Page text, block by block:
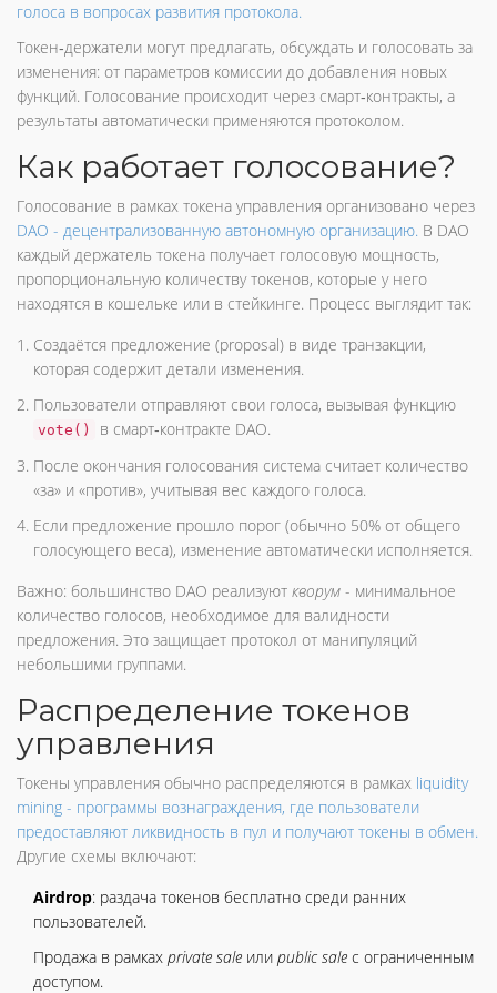
голоса в вопросах развития протокола.
Токен‑держатели могут предлагать, обсуждать и голосовать за
изменения: от параметров комиссии до добавления новых
функций. Голосование происходит через смарт‑контракты, а
результаты автоматически применяются протоколом.
Как работает голосование?
Голосование в рамках токена управления организовано через
DAO - децентрализованную автономную организацию. В DAO
каждый держатель токена получает голосовую мощность,
пропорциональную количеству токенов, которые у него
находятся в кошельке или в стейкинге. Процесс выглядит так:
Создаётся предложение (proposal) в виде транзакции,
которая содержит детали изменения.
Пользователи отправляют свои голоса, вызывая функцию
vote()
в смарт‑контракте DAO.
После окончания голосования система считает количество
«за» и «против», учитывая вес каждого голоса.
Если предложение прошло порог (обычно 50% от общего
голосующего веса), изменение автоматически исполняется.
Важно: большинство DAO реализуют кворум - минимальное
количество голосов, необходимое для валидности
предложения. Это защищает протокол от манипуляций
небольшими группами.
Распределение токенов
управления
Токены управления обычно распределяются в рамках liquidity
mining - программы вознаграждения, где пользователи
предоставляют ликвидность в пул и получают токены в обмен.
Другие схемы включают:
Airdrop: раздача токенов бесплатно среди ранних
пользователей.
Продажа в рамках private sale или public sale с ограниченным
доступом.